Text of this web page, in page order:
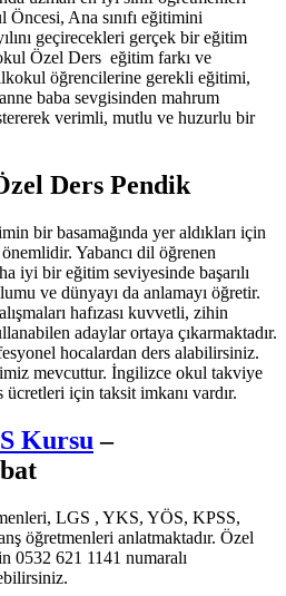
Ana sınıfı eğitimini
geçirecekleri gerçek bir eğitim
Özel Ders eğitim farkı ve
öğrencilerine gerekli eğitimi,
baba sevgisinden mahrum
verimli, mutlu ve huzurlu bir
Ders Pendik
bir basamağında yer aldıkları için
Yabancı dil öğrenen
iyi bir eğitim seviyesinde başarılı
ve dünyayı da anlamayı öğretir.
hafızası kuvvetli, zihin
adaylar ortaya çıkarmaktadır.
hocalardan ders alabilirsiniz.
mevcuttur. İngilizce okul takviye
için taksit imkanı vardır.
Kursu –
LGS , YKS, YÖS, KPSS,
öğretmenleri anlatmaktadır. Özel
0532 621 1141 numaralı